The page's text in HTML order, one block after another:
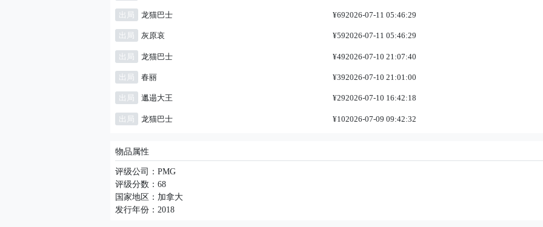
出局 龙猫巴士 ¥692026-07-11 05:46:29
出局 灰原哀 ¥592026-07-11 05:46:29
出局 龙猫巴士 ¥492026-07-10 21:07:40
出局 春丽 ¥392026-07-10 21:01:00
出局 邋遢大王 ¥292026-07-10 16:42:18
出局 龙猫巴士 ¥102026-07-09 09:42:32
物品属性
评级公司：PMG
评级分数：68
国家地区：加拿大
发行年份：2018